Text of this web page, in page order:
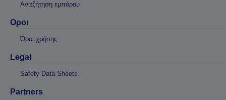
Αναζήτηση εμπόρου
Οροι
Όροι χρήσης
Legal
Safety Data Sheets
Partners